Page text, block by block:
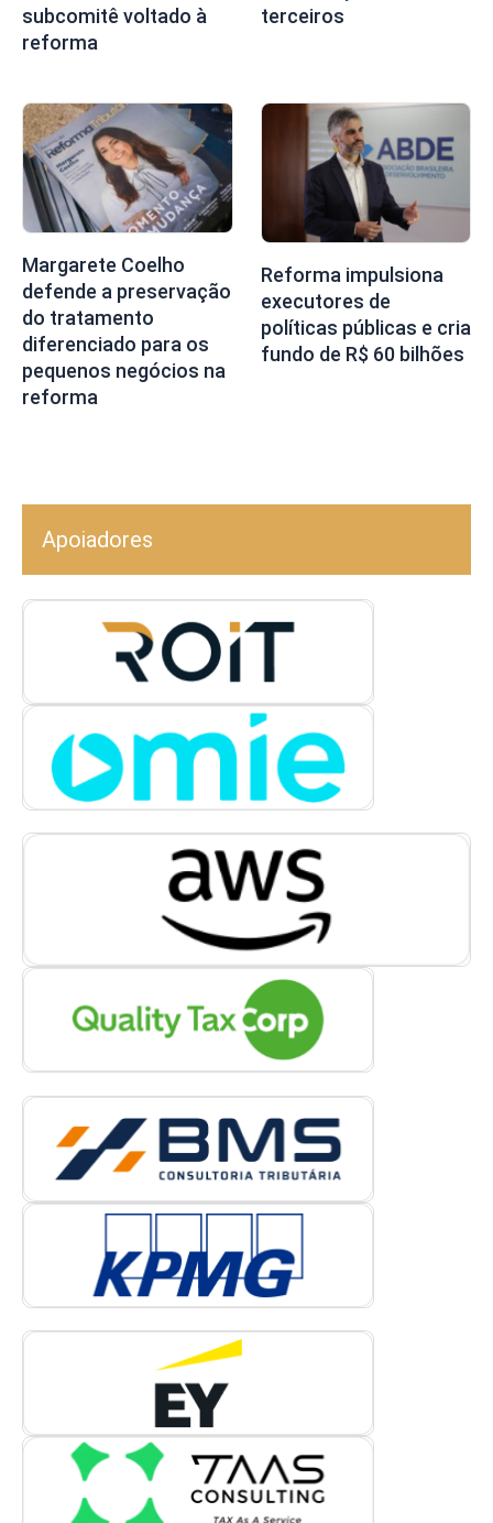
subcomitê voltado à
reforma
terceiros
Margarete Coelho
defende a preservação
do tratamento
diferenciado para os
pequenos negócios na
reforma
Reforma impulsiona
executores de
políticas públicas e cria
fundo de R$ 60 bilhões
Apoiadores